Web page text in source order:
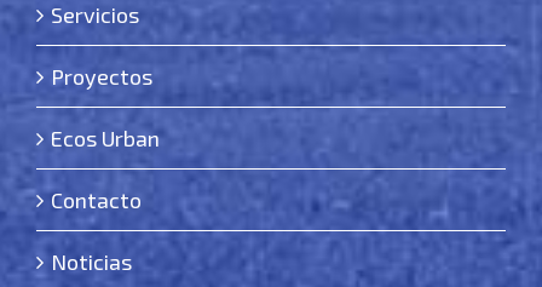
Servicios
Proyectos
Ecos Urban
Contacto
Noticias